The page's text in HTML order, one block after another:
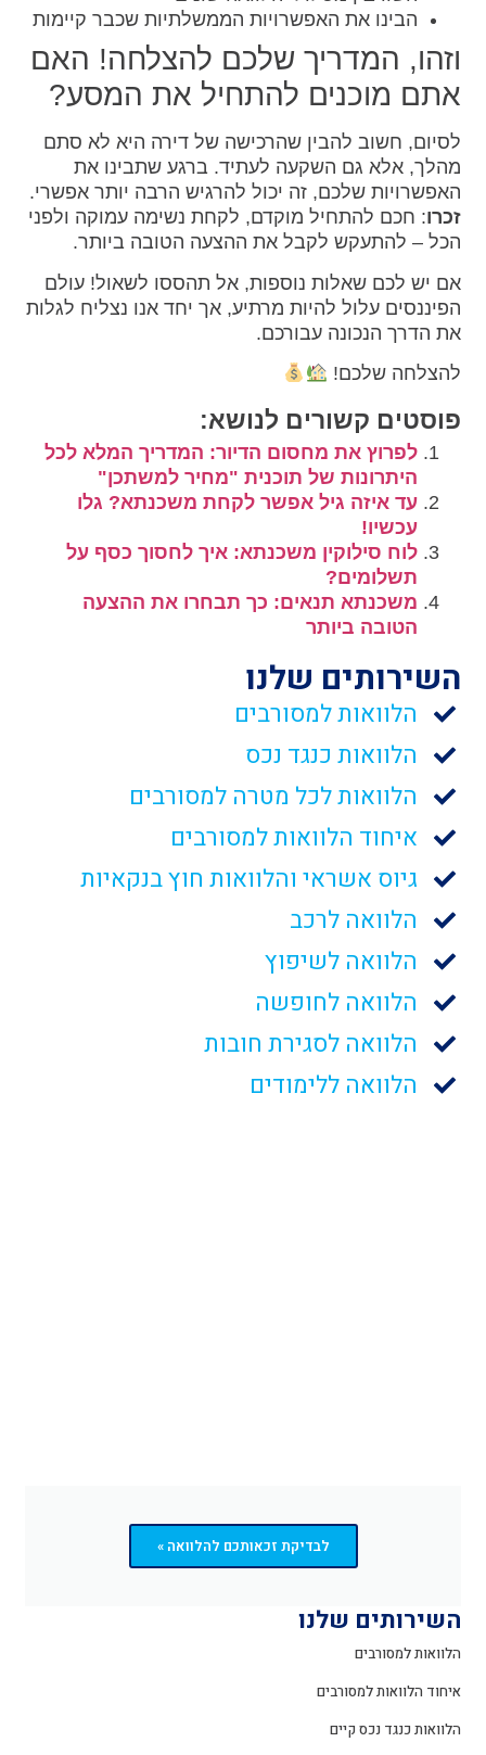
הבינו את האפשרויות הממשלתיות שכבר קיימות
וזהו, המדריך שלכם להצלחה! האם
אתם מוכנים להתחיל את המסע?
לסיום, חשוב להבין שהרכישה של דירה היא לא סתם
מהלך, אלא גם השקעה לעתיד. ברגע שתבינו את
האפשרויות שלכם, זה יכול להרגיש הרבה יותר אפשרי.
זכרו: חכם להתחיל מוקדם, לקחת נשימה עמוקה ולפני
הכל – להתעקש לקבל את ההצעה הטובה ביותר.
אם יש לכם שאלות נוספות, אל תהססו לשאול! עולם
הפיננסים עלול להיות מרתיע, אך יחד אנו נצליח לגלות
את הדרך הנכונה עבורכם.
להצלחה שלכם!
פוסטים קשורים לנושא:
לפרוץ את מחסום הדיור: המדריך המלא לכל
היתרונות של תוכנית "מחיר למשתכן"
עד איזה גיל אפשר לקחת משכנתא? גלו
עכשיו!
לוח סילוקין משכנתא: איך לחסוך כסף על
תשלומים?
משכנתא תנאים: כך תבחרו את ההצעה
הטובה ביותר
השירותים שלנו
הלוואות למסורבים
הלוואות כנגד נכס
הלוואות לכל מטרה למסורבים
איחוד הלוואות למסורבים
גיוס אשראי והלוואות חוץ בנקאיות
הלוואה לרכב
הלוואה לשיפוץ
הלוואה לחופשה
הלוואה לסגירת חובות
הלוואה ללימודים
לבדיקת זכאותכם להלוואה »
השירותים שלנו
הלוואות למסורבים
איחוד הלוואות למסורבים
הלוואות כנגד נכס קיים